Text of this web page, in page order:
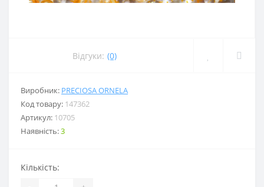
Відгуки: (0)
Виробник: PRECIOSA ORNELA
Код товару: 147362
Артикул: 10705
Наявність:3
Кількість: